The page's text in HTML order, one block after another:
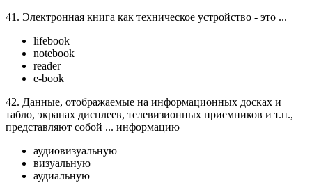
41. Электронная книга как техническое устройство - это ...
lifebook
notebook
reader
e-book
42. Данные, отображаемые на информационных досках и
табло, экранах дисплеев, телевизионных приемников и т.п.,
представляют собой ... информацию
аудиовизуальную
визуальную
аудиальную